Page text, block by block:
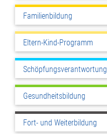
Familienbildung
Eltern-Kind-Programm
Schöpfungsverantwortung
Gesundheitsbildung
Fort- und Weiterbildung